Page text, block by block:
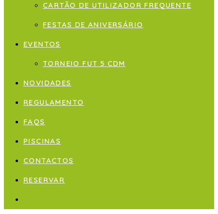
CARTÃO DE UTILIZADOR FREQUENTE
FESTAS DE ANIVERSÁRIO
EVENTOS
TORNEIO FUT 5 CDM
NOVIDADES
REGULAMENTO
FAQS
PISCINAS
CONTACTOS
RESERVAR